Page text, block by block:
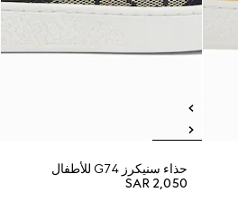
حذاء سنيكرز G74 للأطفال
SAR 2,050